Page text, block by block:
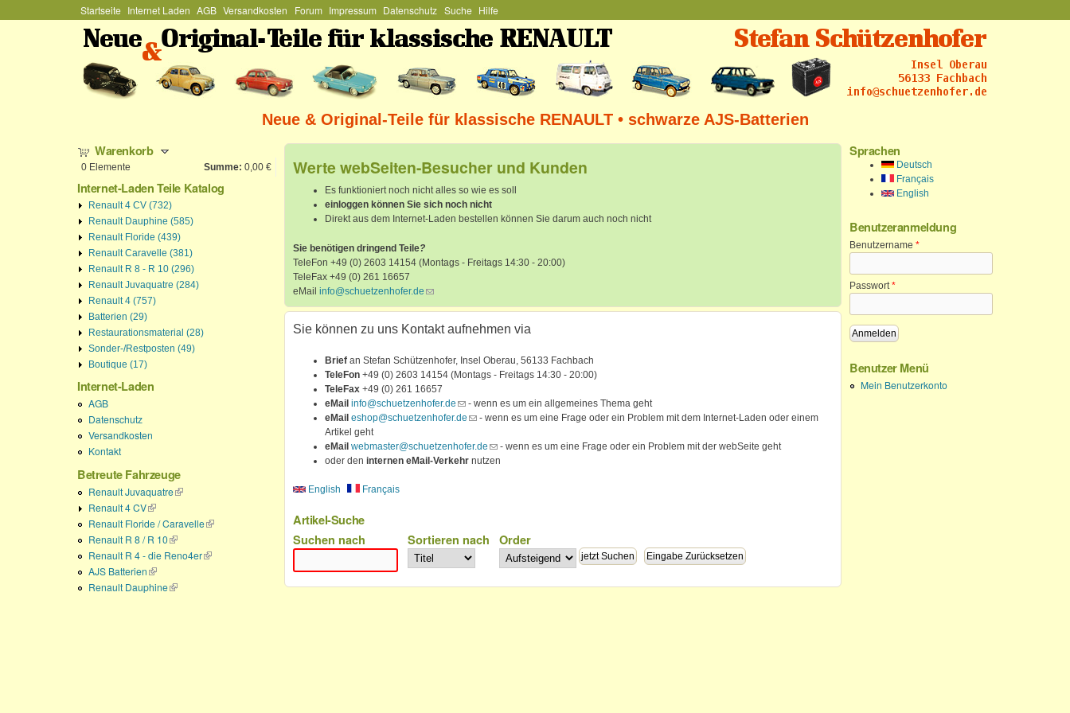
Direkt zum Inhalt
Hauptmenü
Startseite Internet Laden AGB Versandkosten Forum Impressum Datenschutz Suche Hilfe
Stefan
Schützenhofer
Neue & Original-Teile für klassische RENAULT • schwarze AJS-Batterien
Werte webSeiten-Besucher und Kunden
Es funktioniert noch nicht alles so wie es soll
einloggen können Sie sich noch nicht
Direkt aus dem Internet-Laden bestellen können Sie darum auch noch nicht
Sie benötigen dringend Teile?
TeleFon +49 (0) 2603 14154 (Montags - Freitags 14:30 - 20:00)
TeleFax +49 (0) 261 16657
eMail info@schuetzenhofer.de (link sends e-mail)
Sie können zu uns Kontakt aufnehmen via
Brief an Stefan Schützenhofer, Insel Oberau, 56133 Fachbach
TeleFon +49 (0) 2603 14154 (Montags - Freitags 14:30 - 20:00)
TeleFax +49 (0) 261 16657
eMail info@schuetzenhofer.de (link sends e-mail)
- wenn es um ein allgemeines Thema geht
eMail eshop@schuetzenhofer.de (link sends e-mail)
- wenn es um eine Frage oder ein Problem mit dem Internet-Laden oder einem
Artikel geht
eMail webmaster@schuetzenhofer.de (link sends e-mail)
- wenn es um eine Frage oder ein Problem mit der webSeite geht
oder den internen eMail-Verkehr nutzen
English Français
Artikel-Suche
Suchen nach
Sortieren nach Order
Warenkorb
0 Elemente Summe: 0,00 €
Internet-Laden Teile Katalog
Renault 4 CV (732)
Renault Dauphine (585)
Renault Floride (439)
Renault Caravelle (381)
Renault R 8 - R 10 (296)
Renault Juvaquatre (284)
Renault 4 (757)
Batterien (29)
Restaurationsmaterial (28)
Sonder-/Restposten (49)
Boutique (17)
Internet-Laden
AGB
Datenschutz
Versandkosten
Kontakt
Betreute Fahrzeuge
Renault Juvaquatre(Link ist extern)
Renault 4 CV(Link ist extern)
Renault Floride / Caravelle(Link ist extern)
Renault R 8 / R 10(Link ist extern)
Renault R 4 - die Reno4er(Link ist extern)
AJS Batterien(Link ist extern)
Renault Dauphine(Link ist extern)
Sprachen
Deutsch
Français
English
Benutzeranmeldung
Benutzername *
Passwort *
Benutzer Menü
Mein Benutzerkonto